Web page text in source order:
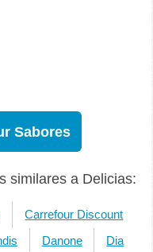
Sabores
similares a Delicias:
Carrefour Discount
Danone Dia